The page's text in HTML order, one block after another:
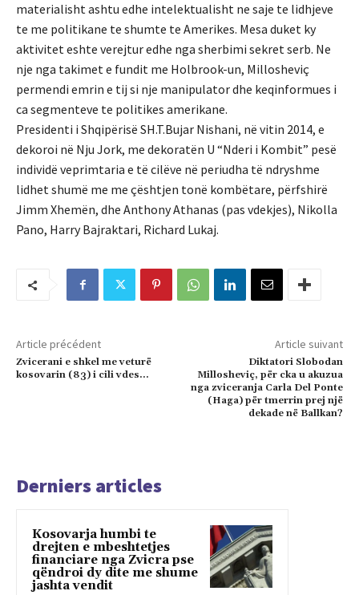
materialisht ashtu edhe intelektualisht ne saje te lidhjeve
te me politikane te shumte te Amerikes. Mesa duket ky
aktivitet eshte verejtur edhe nga sherbimi sekret serb. Ne
nje nga takimet e fundit me Holbrook-un, Millosheviç
permendi emrin e tij si nje manipulator dhe keqinformues i
ca segmenteve te politikes amerikane.
Presidenti i Shqipërisë SH.T.Bujar Nishani, në vitin 2014, e
dekoroi në Nju Jork, me dekoratën U “Nderi i Kombit” pesë
individë veprimtaria e të cilëve në periudha të ndryshme
lidhet shumë me me çështjen tonë kombëtare, përfshirë
Jimm Xhemën, dhe Anthony Athanas (pas vdekjes), Nikolla
Pano, Harry Bajraktari, Richard Lukaj.
Article précédent
Zvicerani e shkel me veturë
kosovarin (83) i cili vdes…
Article suivant
Diktatori Slobodan
Millosheviç, për cka u akuzua
nga zviceranja Carla Del Ponte
(Haga) për tmerrin prej një
dekade në Ballkan?
Derniers articles
Kosovarja humbi te
drejten e mbeshtetjes
financiare nga Zvicra pse
qëndroi dy dite me shume
jashta vendit